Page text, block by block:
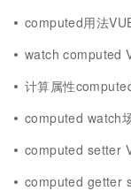
computed用法
watch computed
计算属性
computed watch
computed setter
computed getter